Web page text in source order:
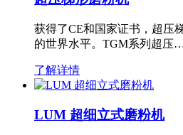
获得了CE和国家证书，超压
的世界水平。TGM系列超压
了解详情
LUM 超细立式磨粉机